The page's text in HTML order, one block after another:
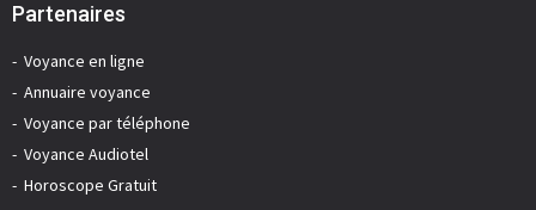
Partenaires
Voyance en ligne
Annuaire voyance
Voyance par téléphone
Voyance Audiotel
Horoscope Gratuit